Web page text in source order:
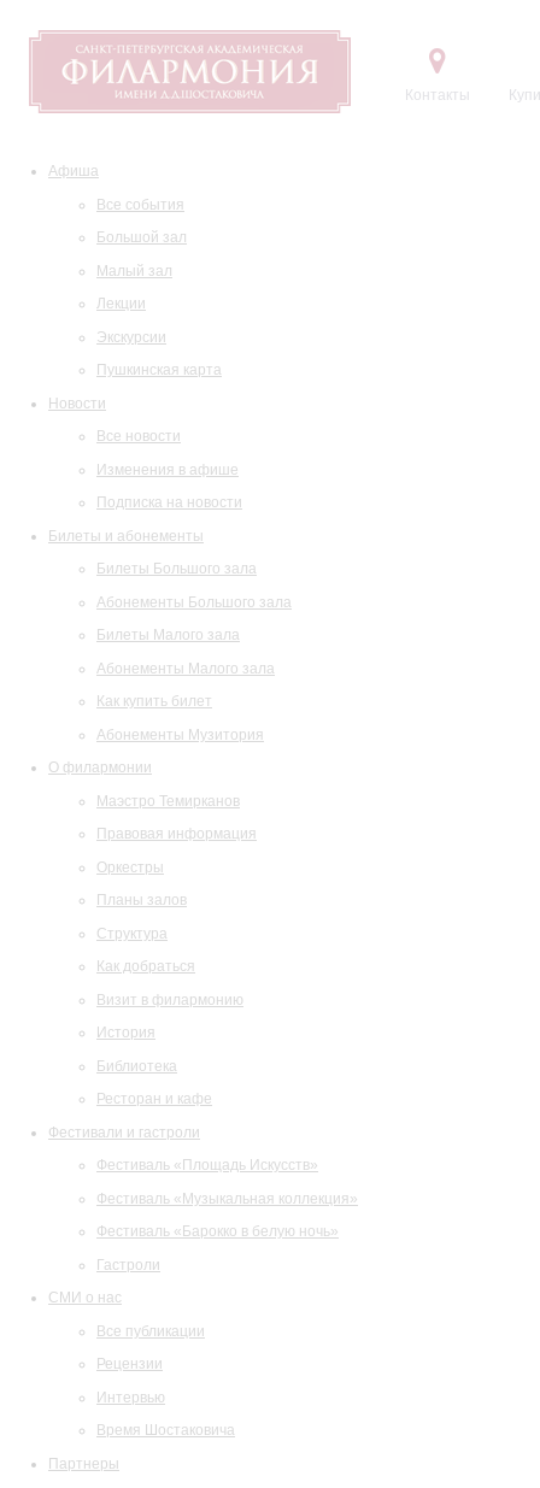
Контакты
Афиша
Все события
Большой зал
Малый зал
Лекции
Экскурсии
Пушкинская карта
Новости
Все новости
Изменения в афише
Подписка на новости
Билеты и абонементы
Билеты Большого зала
Абонементы Большого зала
Билеты Малого зала
Абонементы Малого зала
Как купить билет
Абонементы Музитория
О филармонии
Маэстро Темирканов
Правовая информация
Оркестры
Планы залов
Структура
Как добраться
Визит в филармонию
История
Библиотека
Ресторан и кафе
Фестивали и гастроли
Фестиваль «Площадь Искусств»
Фестиваль «Музыкальная коллекция»
Фестиваль «Барокко в белую ночь»
Гастроли
СМИ о нас
Все публикации
Рецензии
Интервью
Время Шостаковича
Партнеры